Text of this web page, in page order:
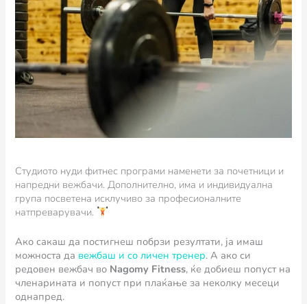
Студиото нуди фитнес програми наменети за почетници и
напредни вежбачи. Дополнително, има и индивидуална
група посветена исклучиво за професионалните
натпреварувачи.
Ако сакаш да постигнеш побрзи резултати, ја имаш
можноста да вежбаш и со личен тренер. А ако си
редовен вежбач во Nagomy Fitness, ќе добиеш попуст на
членарината и попуст при плаќање за неколку месеци
однапред.